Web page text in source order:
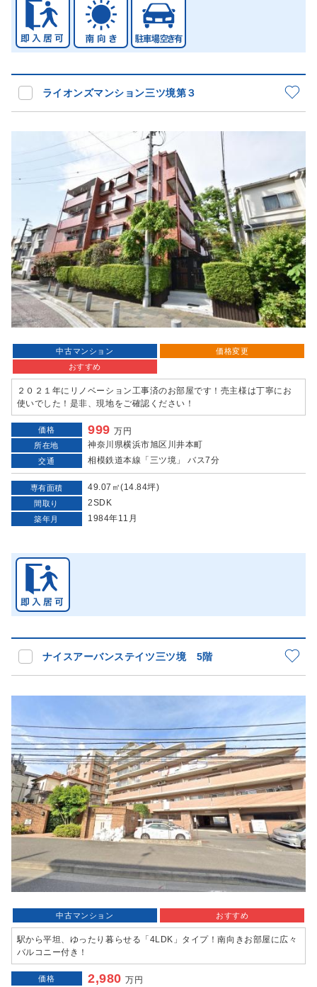
ライオンズマンション三ツ境第３
中古マンション
価格変更
おすすめ
２０２１年にリノベーション工事済のお部屋です！売主様は丁寧にお
使いでした！是非、現地をご確認ください！
価格 999万円
所在地 神奈川県横浜市旭区川井本町
交通 相模鉄道本線「三ツ境」 バス7分
専有面積 49.07㎡(14.84坪)
間取り 2SDK
築年月 1984年11月
ナイスアーバンステイツ三ツ境 5階
中古マンション おすすめ
駅から平坦、ゆったり暮らせる「4LDK」タイプ！南向きお部屋に広々
バルコニー付き！
価格 2,980万円